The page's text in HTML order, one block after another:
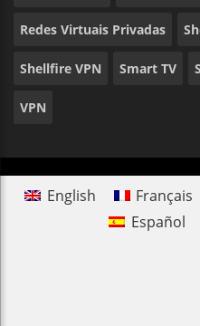
Redes Virtuais Privadas
Shellfire VPN Smart TV
VPN
English Français
Español